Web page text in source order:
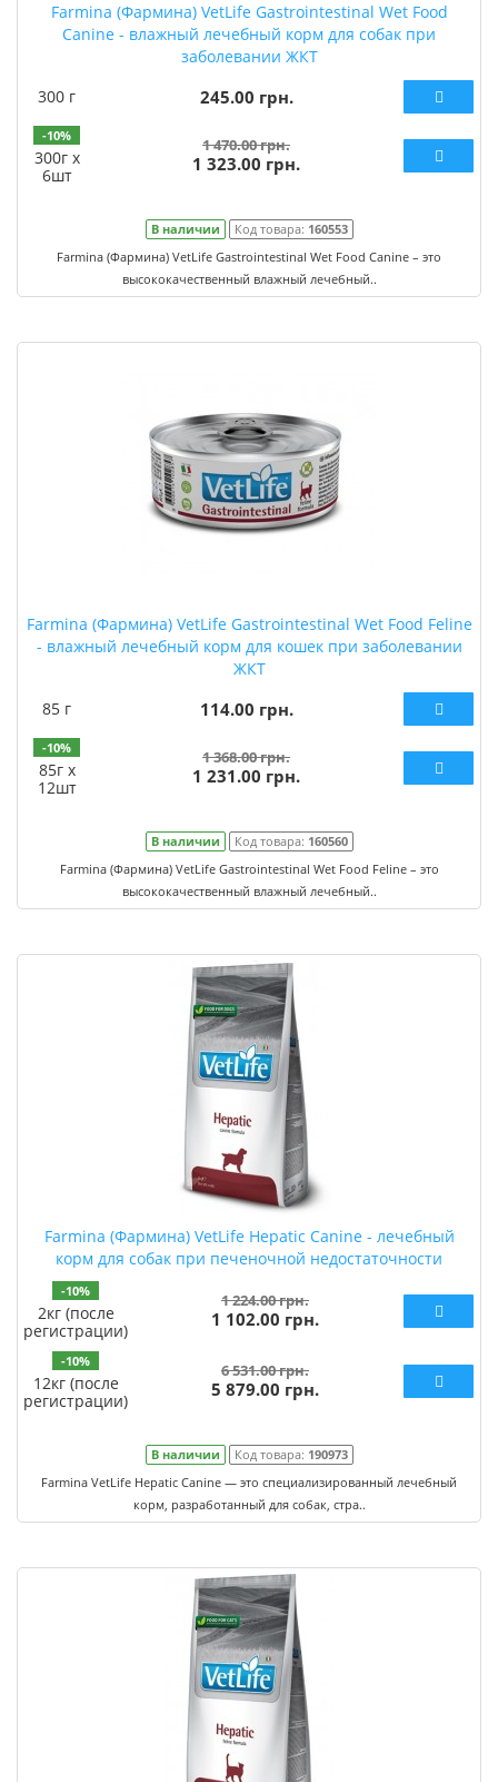
Farmina (Фармина) VetLife Gastrointestinal Wet Food
Canine - влажный лечебный корм для собак при
заболевании ЖКТ
300 г
245.00 грн.
-10%
300г х
6шт
1 470.00 грн.
1 323.00 грн.
В наличии Код товара: 160553
Farmina (Фармина) VetLife Gastrointestinal Wet Food Canine – это
высококачественный влажный лечебный..
Farmina (Фармина) VetLife Gastrointestinal Wet Food Feline
- влажный лечебный корм для кошек при заболевании
ЖКТ
85 г
114.00 грн.
-10%
85г х
12шт
1 368.00 грн.
1 231.00 грн.
В наличии Код товара: 160560
Farmina (Фармина) VetLife Gastrointestinal Wet Food Feline – это
высококачественный влажный лечебный..
Farmina (Фармина) VetLife Hepatic Canine - лечебный
корм для собак при печеночной недостаточности
-10%
2кг (после
регистрации)
1 224.00 грн.
1 102.00 грн.
-10%
12кг (после
регистрации)
6 531.00 грн.
5 879.00 грн.
В наличии Код товара: 190973
Farmina VetLife Hepatic Canine — это специализированный лечебный
корм, разработанный для собак, стра..